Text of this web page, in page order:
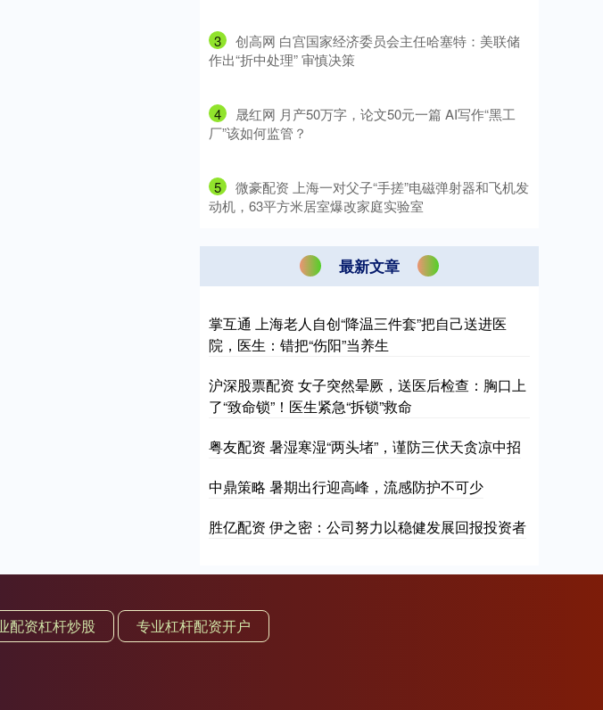
3
​创高网 白宫国家经济委员会主任哈塞特：美联储
作出“折中处理” 审慎决策
4
​晟红网 月产50万字，论文50元一篇 AI写作“黑工
厂”该如何监管？
5
​微豪配资 上海一对父子“手搓”电磁弹射器和飞机发
动机，63平方米居室爆改家庭实验室
最新文章
掌互通 上海老人自创“降温三件套”把自己送进医
院，医生：错把“伤阳”当养生
沪深股票配资 女子突然晕厥，送医后检查：胸口上
了“致命锁”！医生紧急“拆锁”救命
粤友配资 暑湿寒湿“两头堵”，谨防三伏天贪凉中招
中鼎策略 暑期出行迎高峰，流感防护不可少
胜亿配资 伊之密：公司努力以稳健发展回报投资者
配资杠杆炒股 专业杠杆配资开户